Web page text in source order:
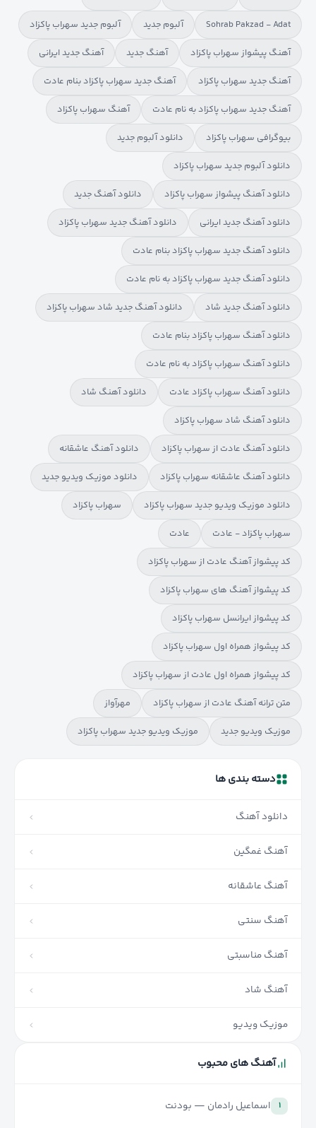
Sohrab Pakzad - Adat
آلبوم جدید
آلبوم جدید سهراب پاکزاد
آهنگ پیشواز سهراب پاکزاد
آهنگ جدید
آهنگ جدید ایرانی
آهنگ جدید سهراب پاکزاد
آهنگ جدید سهراب پاکزاد بنام عادت
آهنگ جدید سهراب پاکزاد به نام عادت
آهنگ سهراب پاکزاد
بیوگرافی سهراب پاکزاد
دانلود آلبوم جدید
دانلود آلبوم جدید سهراب پاکزاد
دانلود آهنگ پیشواز سهراب پاکزاد
دانلود آهنگ جدید
دانلود آهنگ جدید ایرانی
دانلود آهنگ جدید سهراب پاکزاد
دانلود آهنگ جدید سهراب پاکزاد بنام عادت
دانلود آهنگ جدید سهراب پاکزاد به نام عادت
دانلود آهنگ جدید شاد
دانلود آهنگ جدید شاد سهراب پاکزاد
دانلود آهنگ سهراب پاکزاد بنام عادت
دانلود آهنگ سهراب پاکزاد به نام عادت
دانلود آهنگ سهراب پاکزاد عادت
دانلود آهنگ شاد
دانلود آهنگ شاد سهراب پاکزاد
دانلود آهنگ عادت از سهراب پاکزاد
دانلود آهنگ عاشقانه
دانلود آهنگ عاشقانه سهراب پاکزاد
دانلود موزیک ویدیو جدید
دانلود موزیک ویدیو جدید سهراب پاکزاد
سهراب پاکزاد
سهراب پاکزاد - عادت
عادت
کد پیشواز آهنگ عادت از سهراب پاکزاد
کد پیشواز آهنگ های سهراب پاکزاد
کد پیشواز ایرانسل سهراب پاکزاد
کد پیشواز همراه اول سهراب پاکزاد
کد پیشواز همراه اول عادت از سهراب پاکزاد
متن ترانه آهنگ عادت از سهراب پاکزاد
مهرآواز
موزیک ویدیو جدید
موزیک ویدیو جدید سهراب پاکزاد
دسته بندی ها
دانلود آهنگ
آهنگ غمگین
آهنگ عاشقانه
آهنگ سنتی
آهنگ مناسبتی
آهنگ شاد
موزیک ویدیو
آهنگ های محبوب
۱ اسماعیل رادمان — بودنت